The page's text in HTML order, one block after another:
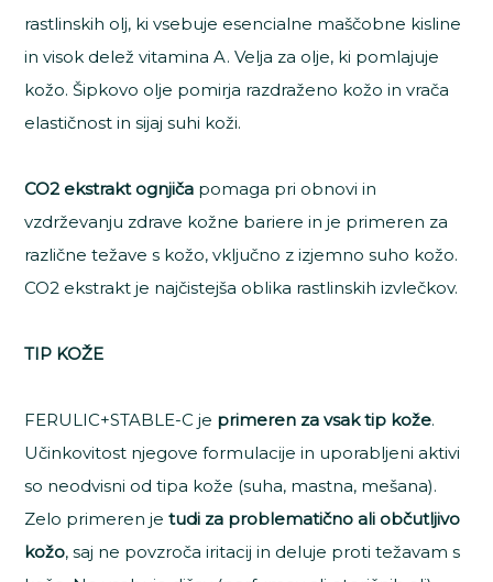
rastlinskih olj, ki vsebuje esencialne maščobne kisline
in visok delež vitamina A. Velja za olje, ki pomlajuje
kožo. Šipkovo olje pomirja razdraženo kožo in vrača
elastičnost in sijaj suhi koži.
CO2 ekstrakt ognjiča pomaga pri obnovi in
vzdrževanju zdrave kožne bariere in je primeren za
različne težave s kožo, vključno z izjemno suho kožo.
CO2 ekstrakt je najčistejša oblika rastlinskih izvlečkov.
TIP KOŽE
FERULIC+STABLE-C je primeren za vsak tip kože.
Učinkovitost njegove formulacije in uporabljeni aktivi
so neodvisni od tipa kože (suha, mastna, mešana).
Zelo primeren jetudi za problematično ali občutljivo
kožo, saj ne povzroča iritacij in deluje proti težavam s